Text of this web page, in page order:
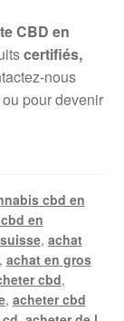
CBD en
certifiés,
nous
pour devenir
cbd en
en
, achat
, achat en gros
cbd,
, acheter cbd